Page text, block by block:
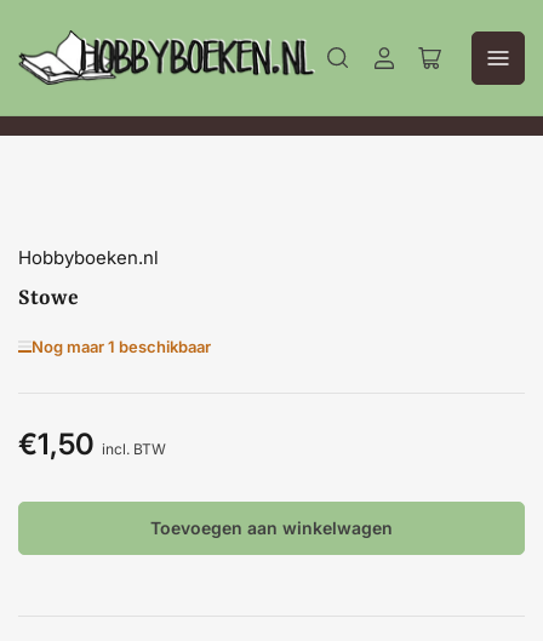
Aanmelden
Mini-
winkelwagen
openen
Hobbyboeken.nl
Stowe
Nog maar 1 beschikbaar
Normale
prijs
€1,50 incl. BTW
Toevoegen aan winkelwagen